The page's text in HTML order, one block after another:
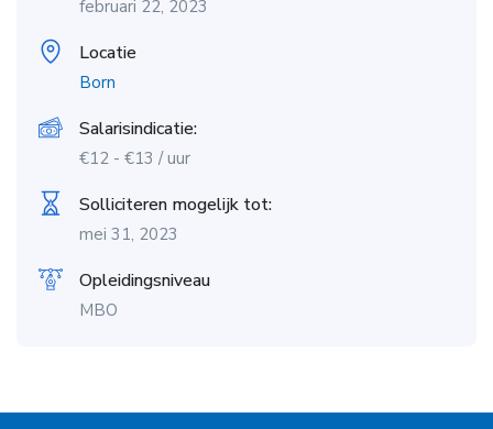
februari 22, 2023
Locatie
Born
Salarisindicatie:
€12 - €13 / uur
Solliciteren mogelijk tot:
mei 31, 2023
Opleidingsniveau
MBO